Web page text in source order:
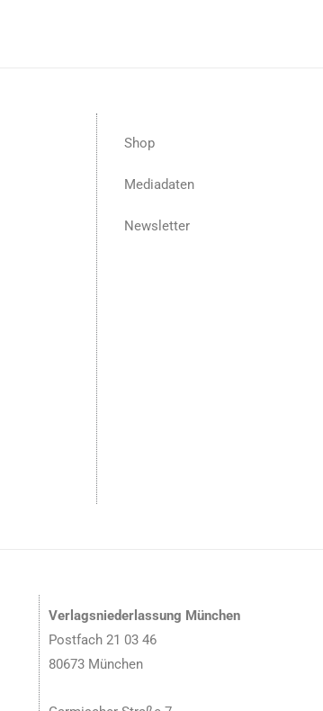
Shop
Mediadaten
Newsletter
Verlagsniederlassung München
Postfach 21 03 46
80673 München